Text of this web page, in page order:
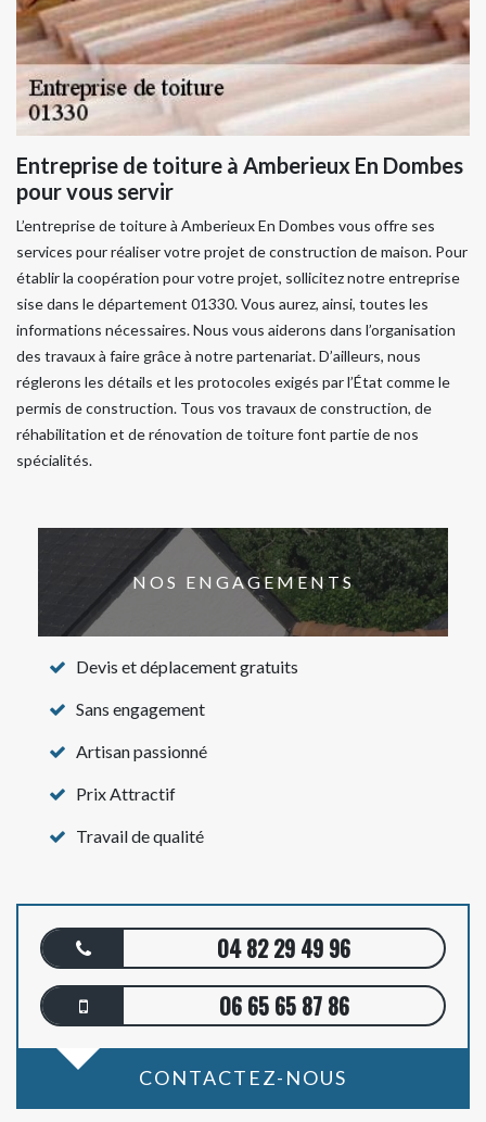
Entreprise de toiture à Amberieux En Dombes
pour vous servir
L’entreprise de toiture à Amberieux En Dombes vous offre ses
services pour réaliser votre projet de construction de maison. Pour
établir la coopération pour votre projet, sollicitez notre entreprise
sise dans le département 01330. Vous aurez, ainsi, toutes les
informations nécessaires. Nous vous aiderons dans l’organisation
des travaux à faire grâce à notre partenariat. D’ailleurs, nous
réglerons les détails et les protocoles exigés par l’État comme le
permis de construction. Tous vos travaux de construction, de
réhabilitation et de rénovation de toiture font partie de nos
spécialités.
NOS ENGAGEMENTS
Devis et déplacement gratuits
Sans engagement
Artisan passionné
Prix Attractif
Travail de qualité
04 82 29 49 96
06 65 65 87 86
CONTACTEZ-NOUS